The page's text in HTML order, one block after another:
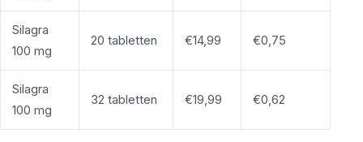
Silagra
100 mg
20 tabletten €14,99 €0,75
Silagra
100 mg
32 tabletten €19,99 €0,62